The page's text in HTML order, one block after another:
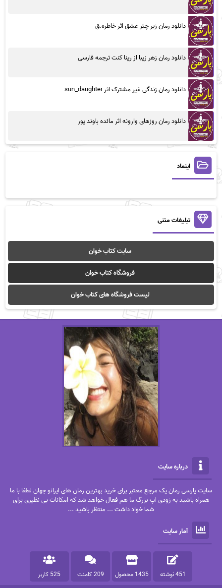
دانلود رمان زیر چتر عشق اثر خاطره.ق
دانلود رمان زهر زیبا از رینا کنت ترجمه فارسی
دانلود رمان زندگی غیر مشترک اثر sun_daughter
دانلود رمان روزهای وارونه اثر مائده باوند پور
اینماد
تبلیغات متنی
سایت کتاب خوان
فروشگاه کتاب خوان
لیست فروشگاه های کتاب خوان
درباره سایت
سایت پارسی رمان یک مرجع معتبر برای خرید بهترین رمان های ایرانو جهان لطفا با ما
همراه باشید به زودی اپ بزرگ ما هم فعال خواهد شد که امکانات بی نظیری برای
شما خواد داشت ... منتظر باشید ...
آمار سایت
451 نوشته 1435 محصول 209 کامنت 525 کاربر